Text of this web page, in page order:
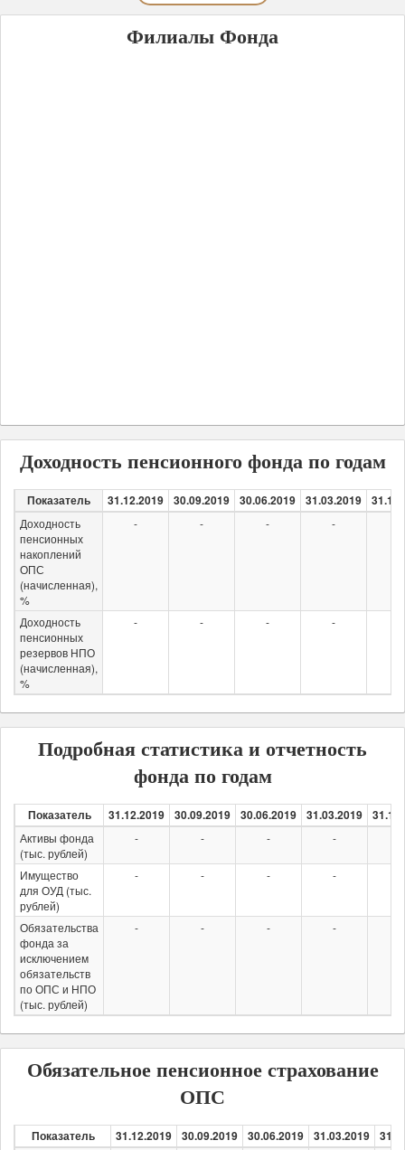
Филиалы Фонда
Доходность пенсионного фонда по годам
Показатель 31.12.2019 30.09.2019 30.06.2019 31.03.2019
Доходность
пенсионных
накоплений
ОПС
(начисленная),
%
- - - -
Доходность
пенсионных
резервов НПО
(начисленная),
%
- - - -
Подробная статистика и отчетность
фонда по годам
Показатель 31.12.2019 30.09.2019 30.06.2019 31.03.2019
Активы фонда
(тыс. рублей)
- - - -
Имущество
для ОУД (тыс.
рублей)
- - - -
Обязательства
фонда за
исключением
обязательств
по ОПС и НПО
(тыс. рублей)
- - - -
Обязательное пенсионное страхование
ОПС
Показатель 31.12.2019 30.09.2019 30.06.2019 31.03.2019